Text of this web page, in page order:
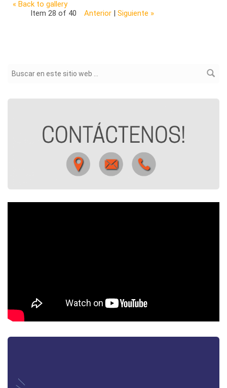
« Back to gallery
Item 28 of 40
Anterior| Siguiente »
Formulario de búsqueda